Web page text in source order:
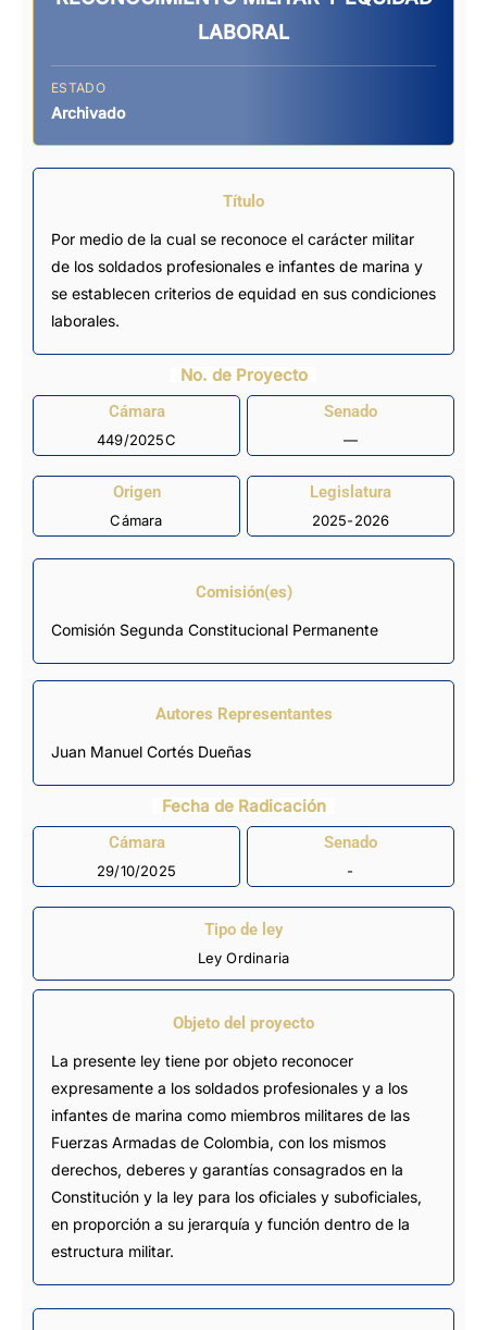
LABORAL
ESTADO
Archivado
Título
Por medio de la cual se reconoce el carácter militar
de los soldados profesionales e infantes de marina y
se establecen criterios de equidad en sus condiciones
laborales.
No. de Proyecto
Cámara
449/2025C
Senado
—
Origen
Cámara
Legislatura
2025-2026
Comisión(es)
Comisión Segunda Constitucional Permanente
Autores Representantes
Juan Manuel Cortés Dueñas
Fecha de Radicación
Cámara
29/10/2025
Senado
-
Tipo de ley
Ley Ordinaria
Objeto del proyecto
La presente ley tiene por objeto reconocer
expresamente a los soldados profesionales y a los
infantes de marina como miembros militares de las
Fuerzas Armadas de Colombia, con los mismos
derechos, deberes y garantías consagrados en la
Constitución y la ley para los oficiales y suboficiales,
en proporción a su jerarquía y función dentro de la
estructura militar.